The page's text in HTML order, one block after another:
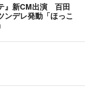
』新CM出演 百田
ンデレ発動「ほっこ